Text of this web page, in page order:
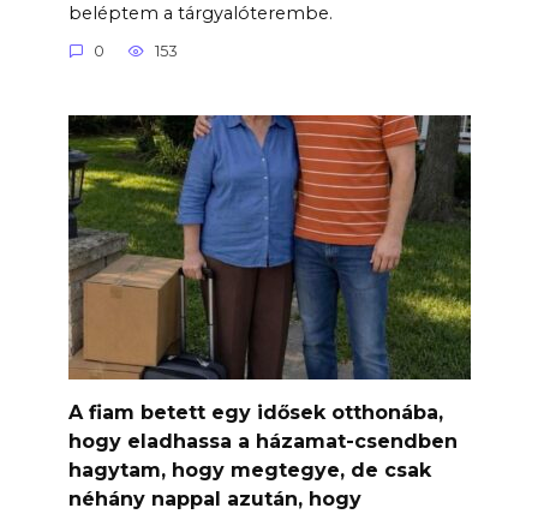
beléptem a tárgyalóterembe.
0 153
A fiam betett egy idősek otthonába,
hogy eladhassa a házamat-csendben
hagytam, hogy megtegye, de csak
néhány nappal azután, hogy